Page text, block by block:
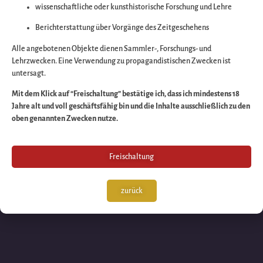
Wir arbeiten an
großartigen Sache
schauen Sie bald
wieder vorbei!
wissenschaftliche oder kunsthistorische Forschung und Lehre
Berichterstattung über Vorgänge des Zeitgeschehens
Alle angebotenen Objekte dienen Sammler-, Forschungs- und
Lehrzwecken. Eine Verwendung zu propagandistischen Zwecken ist
untersagt.
Mit dem Klick auf “Freischaltung” bestätige ich, dass ich mindestens 18
Jahre alt und voll geschäftsfähig bin und die Inhalte ausschließlich zu den
oben genannten Zwecken nutze.
Freischaltung
zurück